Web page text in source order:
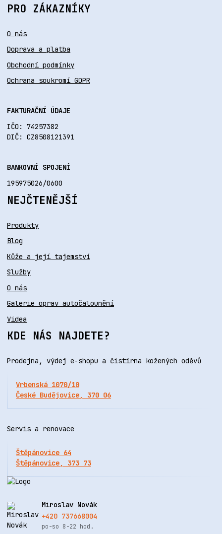
PRO ZÁKAZNÍKY
O nás
Doprava a platba
Obchodní podmínky
Ochrana soukromí GDPR
FAKTURAČNÍ ÚDAJE
IČO: 74257382
DIČ: CZ8508121391
BANKOVNÍ SPOJENÍ
195975026/0600
NEJČTENĚJŠÍ
Produkty
Blog
Kůže a její tajemství
Služby
O nás
Galerie oprav autočalounění
Videa
KDE NÁS NAJDETE?
Prodejna, výdej e-shopu a čistírna kožených oděvů
Vrbenská 1070/10
České Budějovice, 370 06
Servis a renovace
Štěpánovice 64
Štěpánovice, 373 73
Miroslav Novák
+420 737668004
po-so 8-22 hod.